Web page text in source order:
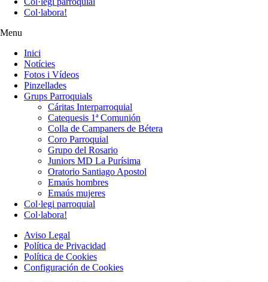
Col·labora!
Menu
Inici
Notícies
Fotos i Vídeos
Pinzellades
Grups Parroquials
Cáritas Interparroquial
Catequesis 1ª Comunión
Colla de Campaners de Bétera
Coro Parroquial
Grupo del Rosario
Juniors MD La Purísima
Oratorio Santiago Apostol
Emaús hombres
Emaús mujeres
Col·legi parroquial
Col·labora!
Aviso Legal
Política de Privacidad
Política de Cookies
Configuración de Cookies